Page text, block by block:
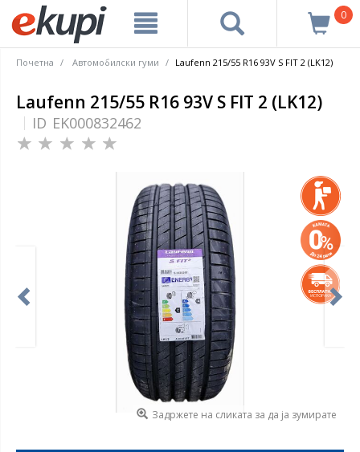
0
Почетна Автомобилски гуми Laufenn 215/55 R16 93V S FIT 2 (LK12)
Laufenn 215/55 R16 93V S FIT 2 (LK12)
ID EK000832462
Задржете на сликата за да ја зумирате